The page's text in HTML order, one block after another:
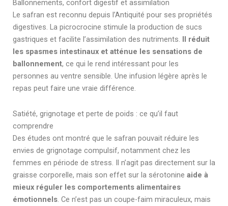
Ballonnements, confort digestif et assimilation
Le safran est reconnu depuis l’Antiquité pour ses propriétés
digestives. La picrocrocine stimule la production de sucs
gastriques et facilite l’assimilation des nutriments. Il réduit
les spasmes intestinaux et atténue les sensations de
ballonnement, ce qui le rend intéressant pour les
personnes au ventre sensible. Une infusion légère après le
repas peut faire une vraie différence.
Satiété, grignotage et perte de poids : ce qu’il faut
comprendre
Des études ont montré que le safran pouvait réduire les
envies de grignotage compulsif, notamment chez les
femmes en période de stress. Il n’agit pas directement sur la
graisse corporelle, mais son effet sur la sérotonine aide à
mieux réguler les comportements alimentaires
émotionnels. Ce n’est pas un coupe-faim miraculeux, mais